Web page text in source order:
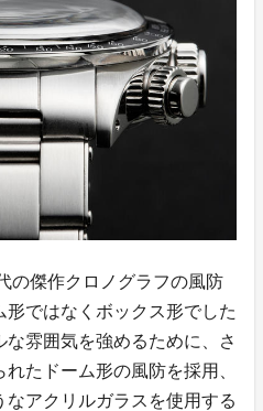
傑作クロノグラフの風防
ではなくボックス形でした
雰囲気を強めるために、さ
たドーム形の風防を採用、
なアクリルガラスを使用する